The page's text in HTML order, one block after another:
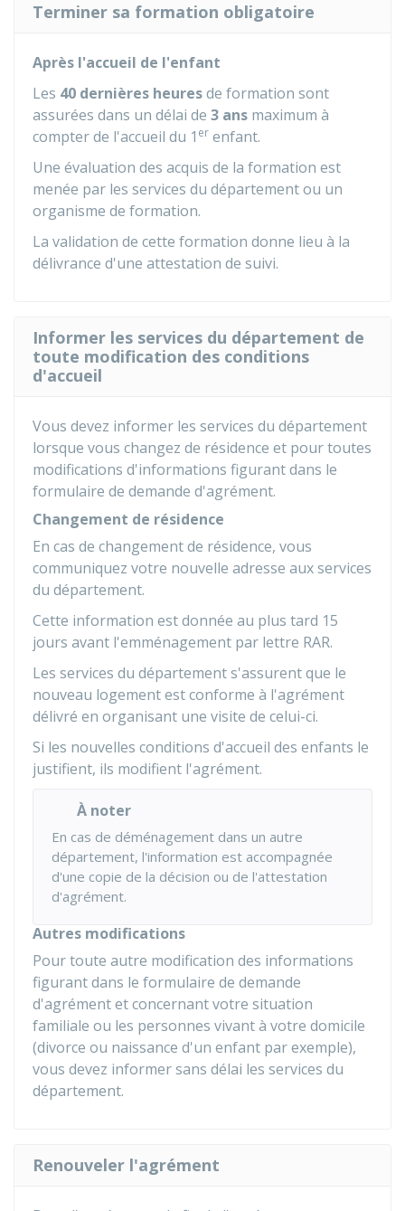
Terminer sa formation obligatoire
Après l'accueil de l'enfant
Les 40 dernières heuresde formation sont
assurées dans un délai de 3 ans maximum à
compter de l'accueil du 1 er enfant.
Une évaluation des acquis de la formation est
menée par les services du département ou un
organisme de formation.
La validation de cette formation donne lieu à la
délivrance d'une attestation de suivi.
Informer les services du département de
toute modification des conditions
d'accueil
Vous devez informer les services du département
lorsque vous changez de résidence et pour toutes
modifications d'informations figurant dans le
formulaire de demande d'agrément.
Changement de résidence
En cas de changement de résidence, vous
communiquez votre nouvelle adresse aux services
du département.
Cette information est donnée au plus tard 15
jours avant l'emménagement par lettre RAR.
Les services du département s'assurent que le
nouveau logement est conforme à l'agrément
délivré en organisant une visite de celui-ci.
Si les nouvelles conditions d'accueil des enfants le
justifient, ils modifient l'agrément.
À noter
En cas de déménagement dans un autre
département, l'information est accompagnée
d'une copie de la décision ou de l'attestation
d'agrément.
Autres modifications
Pour toute autre modification des informations
figurant dans le formulaire de demande
d'agrément et concernant votre situation
familiale ou les personnes vivant à votre domicile
(divorce ou naissance d'un enfant par exemple),
vous devez informer sans délai les services du
département.
Renouveler l'agrément